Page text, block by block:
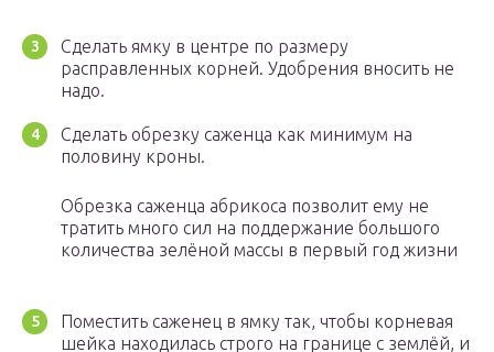
Сделать ямку в центре по размеру
расправленных корней. Удобрения вносить не
надо.
Сделать обрезку саженца как минимум на
половину кроны.
Обрезка саженца абрикоса позволит ему не
тратить много сил на поддержание большого
количества зелёной массы в первый год жизни
Поместить саженец в ямку так, чтобы корневая
шейка находилась строго на границе с землёй, и